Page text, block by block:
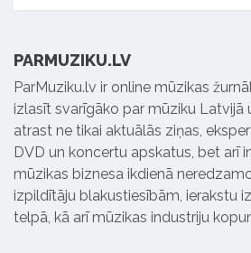
PARMUZIKU.LV
ParMuziku.lv ir online mūzikas
izlasīt svarīgāko par mūziku Latvijā
atrast ne tikai aktuālās ziņas,
DVD un koncertu apskatus, bet arī
mūzikas biznesa ikdienā
izpildītāju blakustiesībām, ierakstu
telpā, kā arī mūzikas industriju